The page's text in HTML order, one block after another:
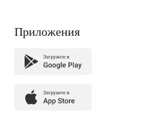
Приложения